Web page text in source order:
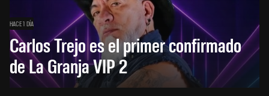
HACE 1 DÍA
Carlos Trejo es el primer confirmado
de La Granja VIP 2